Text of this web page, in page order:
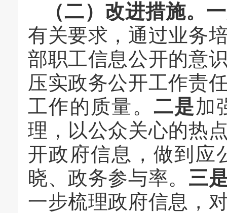
（二）改进措施。
有关要求，通过业务
部职工信息公开的意
压实政务公开工作责
工作的质量。二是加
理，以公众关心的热
开政府信息，做到应
晓、政务参与率。 三
一步梳理政府信息，